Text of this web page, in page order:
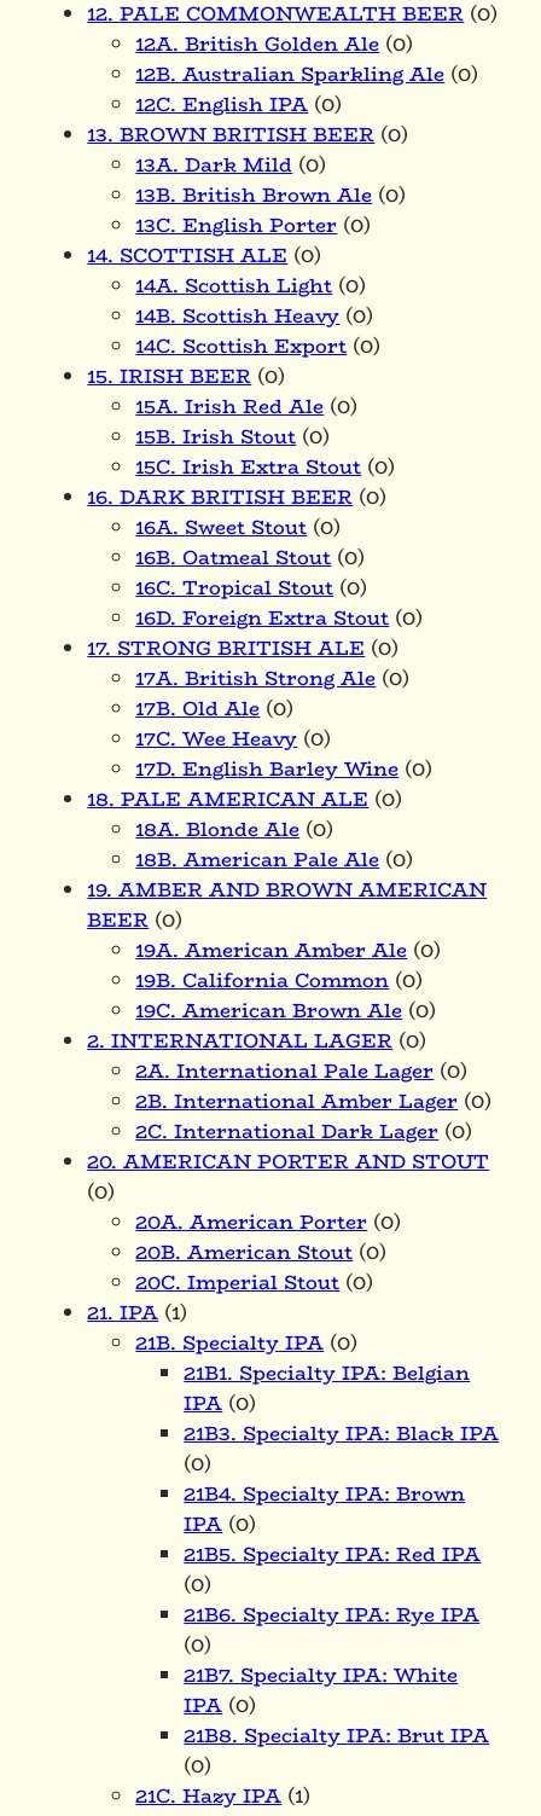
12. PALE COMMONWEALTH BEER(0)
12A. British Golden Ale(0)
12B. Australian Sparkling Ale(0)
12C. English IPA(0)
13. BROWN BRITISH BEER(0)
13A. Dark Mild(0)
13B. British Brown Ale(0)
13C. English Porter(0)
14. SCOTTISH ALE(0)
14A. Scottish Light(0)
14B. Scottish Heavy(0)
14C. Scottish Export(0)
15. IRISH BEER(0)
15A. Irish Red Ale(0)
15B. Irish Stout(0)
15C. Irish Extra Stout(0)
16. DARK BRITISH BEER(0)
16A. Sweet Stout(0)
16B. Oatmeal Stout(0)
16C. Tropical Stout(0)
16D. Foreign Extra Stout(0)
17. STRONG BRITISH ALE(0)
17A. British Strong Ale(0)
17B. Old Ale(0)
17C. Wee Heavy(0)
17D. English Barley Wine(0)
18. PALE AMERICAN ALE(0)
18A. Blonde Ale(0)
18B. American Pale Ale(0)
19. AMBER AND BROWN AMERICAN
BEER(0)
19A. American Amber Ale(0)
19B. California Common(0)
19C. American Brown Ale(0)
2. INTERNATIONAL LAGER(0)
2A. International Pale Lager(0)
2B. International Amber Lager(0)
2C. International Dark Lager(0)
20. AMERICAN PORTER AND STOUT
(0)
20A. American Porter(0)
20B. American Stout(0)
20C. Imperial Stout(0)
21. IPA(1)
21B. Specialty IPA(0)
21B1. Specialty IPA: Belgian
IPA(0)
21B3. Specialty IPA: Black IPA
(0)
21B4. Specialty IPA: Brown
IPA(0)
21B5. Specialty IPA: Red IPA
(0)
21B6. Specialty IPA: Rye IPA
(0)
21B7. Specialty IPA: White
IPA(0)
21B8. Specialty IPA: Brut IPA
(0)
21C. Hazy IPA(1)